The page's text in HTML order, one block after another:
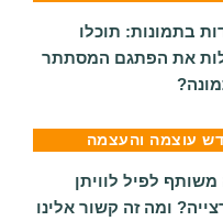
בתמונות: תוכלו
את הפתגם המסתתר
עוצמה והעצמה
לפיל לוויתן
ומה זה קשור אלינו